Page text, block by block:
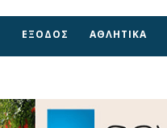
ΕΞΟΔΟΣ ΑΘΛΗΤΙΚΑ